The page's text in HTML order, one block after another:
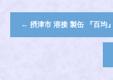
← 摂津市 溶接 製缶 『百均』